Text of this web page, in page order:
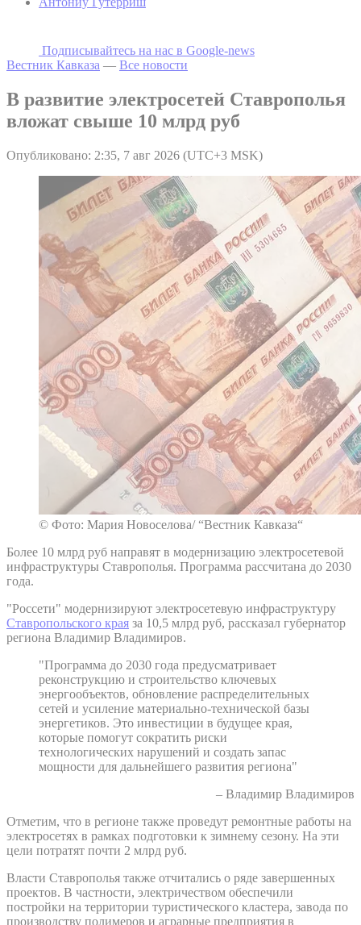
Подписывайтесь на наc в Google-news
Вестник Кавказа — Все новости
В развитие электросетей Ставрополья
вложат свыше 10 млрд руб
Опубликовано: 2:35, 7 авг 2026 (UTC+3 MSK)
© Фото: Мария Новоселова/ “Вестник Кавказа“
Более 10 млрд руб направят в модернизацию электросетевой
инфраструктуры Ставрополья. Программа рассчитана до 2030
года.
"Россети" модернизируют электросетевую инфраструктуру
Ставропольского края за 10,5 млрд руб, рассказал губернатор
региона Владимир Владимиров.
"Программа до 2030 года предусматривает
реконструкцию и строительство ключевых
энергообъектов, обновление распределительных
сетей и усиление материально-технической базы
энергетиков. Это инвестиции в будущее края,
которые помогут сократить риски
технологических нарушений и создать запас
мощности для дальнейшего развития региона"
– Владимир Владимиров
Отметим, что в регионе также проведут ремонтные работы на
электросетях в рамках подготовки к зимнему сезону. На эти
цели потратят почти 2 млрд руб.
Власти Ставрополья также отчитались о ряде завершенных
проектов. В частности, электричеством обеспечили
постройки на территории туристического кластера, завода по
производству полимеров и аграрные предприятия в